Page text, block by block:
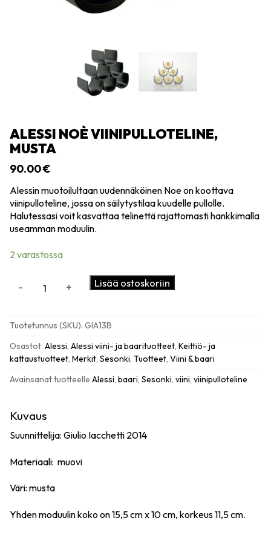
ALESSI NOÈ VIINIPULLOTELINE,
MUSTA
90.00€
Alessin muotoilultaan uudennäköinen Noe on koottava
viinipulloteline, jossa on säilytystilaa kuudelle pullolle.
Halutessasi voit kasvattaa telinettä rajattomasti hankkimalla
useamman moduulin.
2 varastossa
määrä
- + Lisää ostoskoriin
Tuotetunnus (SKU): GIA13B
Osastot: Alessi, Alessi viini- ja baarituotteet, Keittiö- ja
kattaustuotteet, Merkit, Sesonki, Tuotteet, Viini & baari
Avainsanat tuotteelle Alessi, baari, Sesonki, viini, viinipulloteline
Kuvaus
Suunnittelija: Giulio Iacchetti 2014
Materiaali: muovi
Väri: musta
Yhden moduulin koko on 15,5 cm x 10 cm, korkeus 11,5 cm.